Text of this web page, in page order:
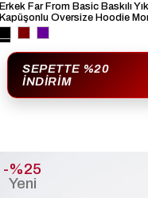
Erkek Far From Basic Baskılı
Kapüşonlu Oversize Hoodie
SEPETTE %20
İNDIRIM
%25
Yeni